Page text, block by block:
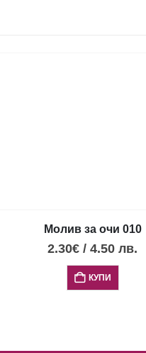
Молив за очи 010
2.30€ / 4.50 лв.
КУПИ